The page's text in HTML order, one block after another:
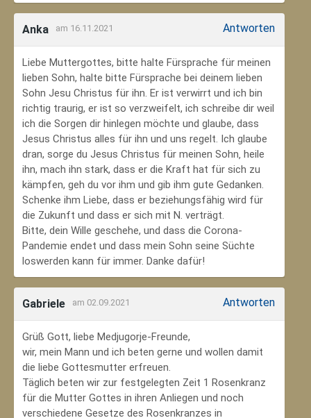
Anka am 16.11.2021 Antworten
Liebe Muttergottes, bitte halte Fürsprache für meinen
lieben Sohn, halte bitte Fürsprache bei deinem lieben
Sohn Jesu Christus für ihn. Er ist verwirrt und ich bin
richtig traurig, er ist so verzweifelt, ich schreibe dir weil
ich die Sorgen dir hinlegen möchte und glaube, dass
Jesus Christus alles für ihn und uns regelt. Ich glaube
dran, sorge du Jesus Christus für meinen Sohn‚ heile
ihn, mach ihn stark, dass er die Kraft hat für sich zu
kämpfen, geh du vor ihm und gib ihm gute Gedanken.
Schenke ihm Liebe, dass er beziehungsfähig wird für
die Zukunft und dass er sich mit N. verträgt.
Bitte, dein Wille geschehe, und dass die Corona-
Pandemie endet und dass mein Sohn seine Süchte
loswerden kann für immer. Danke dafür!
Gabriele am 02.09.2021 Antworten
Grüß Gott, liebe Medjugorje-Freunde,
wir, mein Mann und ich beten gerne und wollen damit
die liebe Gottesmutter erfreuen.
Täglich beten wir zur festgelegten Zeit 1 Rosenkranz
für die Mutter Gottes in ihren Anliegen und noch
verschiedene Gesetze des Rosenkranzes in